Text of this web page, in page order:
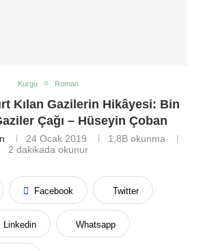
Kurgu Roman
Kılan Gazilerin Hikâyesi: Bin
Çağı – Hüseyin Çoban
24 Ocak 2019 1,8B okunma
2 dakikada okunur
Facebook Twitter
Linkedin Whatsapp